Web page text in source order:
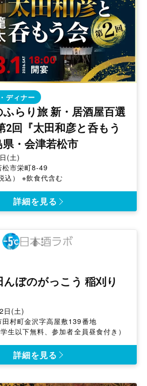
ディナー
ふらり旅 新・居酒屋百選
2回『太田和彦と呑もう
・会津若松市
(土)
松市栄町8-49
込） ※飲食代含む
詳細を見る
んぼのがっこう 稲刈り
日(土)
田村町金沢字高屋敷139番地
生以下無料、参加者全員昼食付き）
詳細を見る